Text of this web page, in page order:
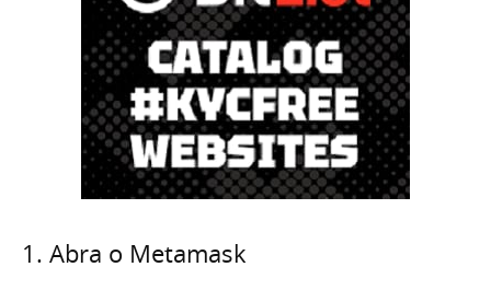
1. Abra o Metamask